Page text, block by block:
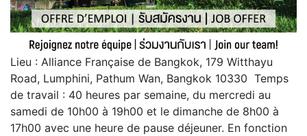
Lieu : Alliance Française de Bangkok, 179 Witthayu
Road, Lumphini, Pathum Wan, Bangkok 10330 Temps
de travail : 40 heures par semaine, du mercredi au
samedi de 10h00 à 19h00 et le dimanche de 8h00 à
17h00 avec une heure de pause déjeuner. En fonction